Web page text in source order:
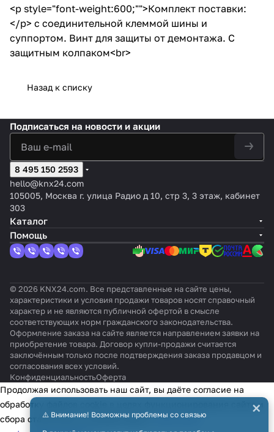
<p style="font-weight:600;"">Комплект поставки:
</p> с соединительной клеммой шины и
суппортом. Винт для защиты от демонтажа. С
защитным колпаком<br>
Назад к списку
Подписаться на новости и акции
8 495 150 2593
hello@knx24.com
105005, Москва г. улица Радио д 10, стр 3, 3 этаж, кабинет
303
Каталог
Помощь
© 2026 KNX24.com. Все представленные на сайте цены,
характеристики и условия продажи товаров носят справочный
характер и не являются публичной офертой в смысле
соответствующих норм гражданского законодательства.
Оформление заказа на сайте является направлением заявки на
приобретение товара. Договор купли-продажи считается
заключённым только после подтверждения заказа продавцом и
согласования всех условий.
КонфиденциальностьОферта
⚠️ Внимание! Возможны проблемы со связью
×
Продолжая использовать наш сайт, вы даёте согласие на
обработку файлов cookie в целях функционирования сайта и
сбора статистики в соответствии сполитикой